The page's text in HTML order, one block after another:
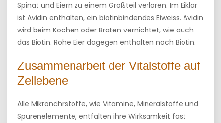
Spinat und Eiern zu einem Großteil verloren. Im Eiklar
ist Avidin enthalten, ein biotinbindendes Eiweiss. Avidin
wird beim Kochen oder Braten vernichtet, wie auch
das Biotin. Rohe Eier dagegen enthalten noch Biotin.
Zusammenarbeit der Vitalstoffe auf
Zellebene
Alle Mikronährstoffe, wie Vitamine, Mineralstoffe und
Spurenelemente, entfalten ihre Wirksamkeit fast